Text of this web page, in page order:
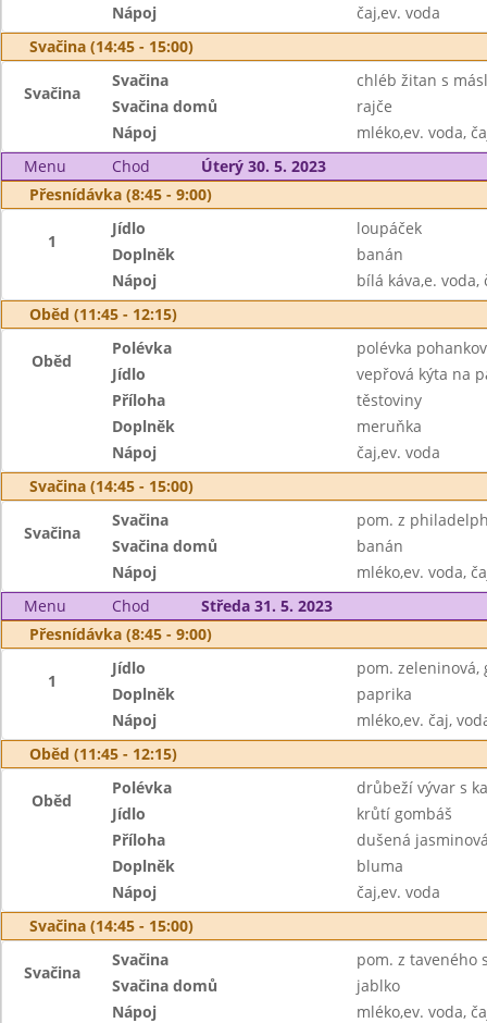
Nápoj
čaj,ev. voda
Svačina (14:45 - 15:00)
Svačina
Svačina
chléb žitan s
Svačina domů
rajče
Nápoj
mléko,ev. voda,
Menu
Chod
Úterý 30. 5. 2023
Přesnídávka (8:45 - 9:00)
1
Jídlo
loupáček
Doplněk
banán
Nápoj
bílá káva,e. voda,
Oběd (11:45 - 12:15)
Oběd
Polévka
polévka
Jídlo
vepřová kýta na
Příloha
těstoviny
Doplněk
meruňka
Nápoj
čaj,ev. voda
Svačina (14:45 - 15:00)
Svačina
Svačina
pom. z
Svačina domů
banán
Nápoj
mléko,ev. voda,
Menu
Chod
Středa 31. 5. 2023
Přesnídávka (8:45 - 9:00)
1
Jídlo
pom. zeleninová,
Doplněk
paprika
Nápoj
mléko,ev. čaj,
Oběd (11:45 - 12:15)
Oběd
Polévka
drůbeží vývar s
Jídlo
krůtí gombáš
Příloha
dušená
Doplněk
bluma
Nápoj
čaj,ev. voda
Svačina (14:45 - 15:00)
Svačina
Svačina
pom. z taveného
Svačina domů
jablko
Nápoj
mléko,ev. voda,